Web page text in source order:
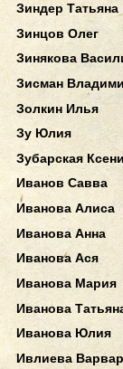
Зиндер Татьяна
Зинцов Олег
Зинякова
Зисман
Золкин Илья
Зу Юлия
Зубарская
Иванов Савва
Иванова Алиса
Иванова Анна
Иванова Ася
Иванова Мария
Иванова
Иванова Юлия
Ивлиева